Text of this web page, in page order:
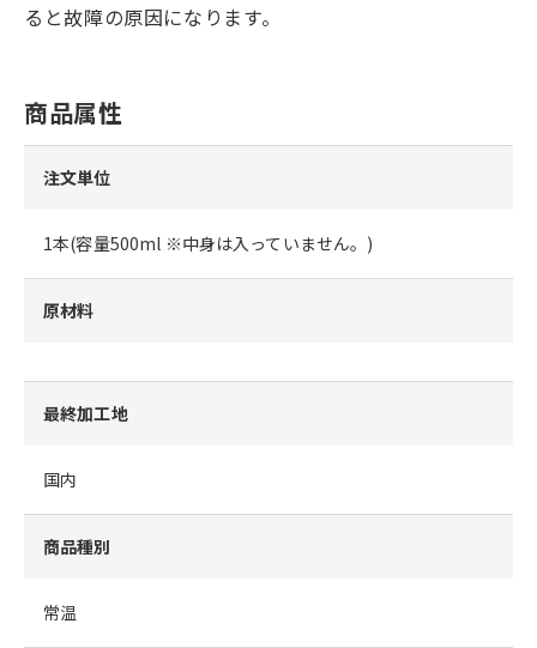
ると故障の原因になります。
商品属性
注文単位
1本(容量500ml ※中身は入っていません。)
原材料
最終加工地
国内
商品種別
常温